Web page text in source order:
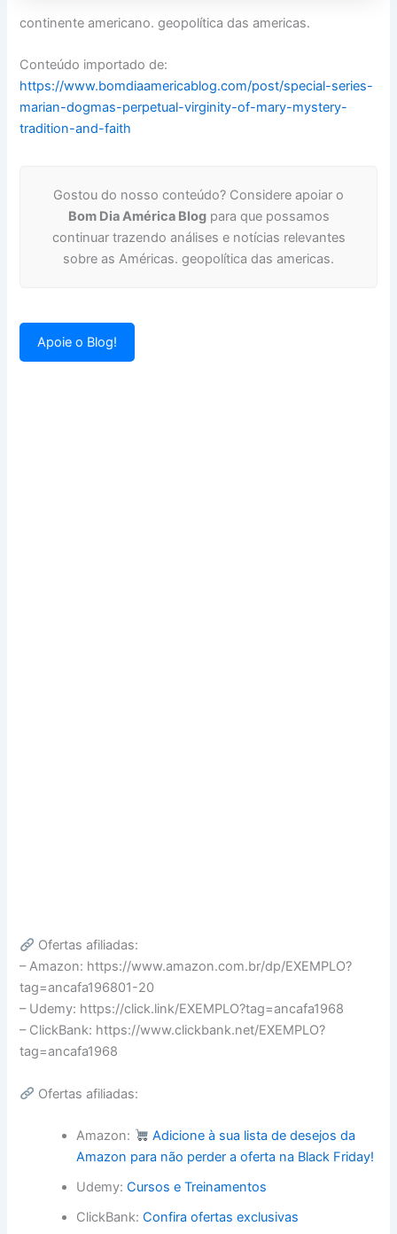
continente americano. geopolítica das americas.
Conteúdo importado de:
https://www.bomdiaamericablog.com/post/special-series-
marian-dogmas-perpetual-virginity-of-mary-mystery-
tradition-and-faith
Gostou do nosso conteúdo? Considere apoiar o
Bom Dia América Blogpara que possamos
continuar trazendo análises e notícias relevantes
sobre as Américas. geopolítica das americas.
Apoie o Blog!
Ofertas afiliadas:
– Amazon: https://www.amazon.com.br/dp/EXEMPLO?
tag=ancafa196801-20
– Udemy: https://click.link/EXEMPLO?tag=ancafa1968
– ClickBank: https://www.clickbank.net/EXEMPLO?
tag=ancafa1968
Ofertas afiliadas:
Amazon:
Adicione à sua lista de desejos da
Amazon para não perder a oferta na Black Friday!
Udemy:Cursos e Treinamentos
ClickBank:Confira ofertas exclusivas